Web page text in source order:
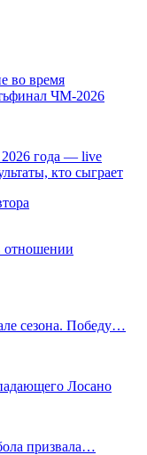
во время
ЧМ‑2026
года — live
кто сыграет
отношении
сезона. Победу…
Лосано
призвала…